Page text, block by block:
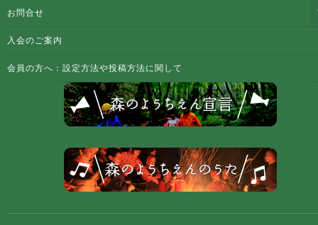
お問合せ
入会のご案内
会員の方へ：設定方法や投稿方法に関して